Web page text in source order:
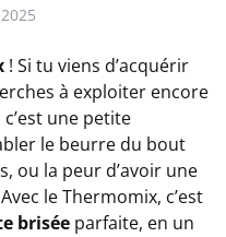
! Si tu viens d’acquérir
à exploiter encore
une petite
le beurre du bout
ou la peur d’avoir une
le Thermomix, c’est
brisée parfaite, en un